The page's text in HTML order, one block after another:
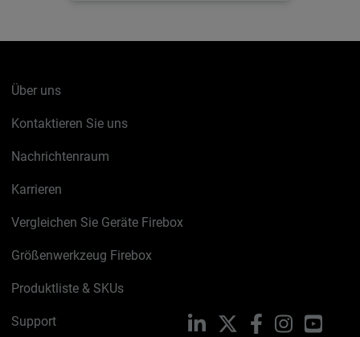
Über uns
Kontaktieren Sie uns
Nachrichtenraum
Karrieren
Vergleichen Sie Geräte Firebox
Größenwerkzeug Firebox
Produktliste & SKUs
Support LinkedIn FacebookInstagram